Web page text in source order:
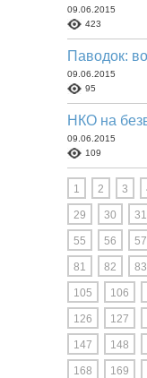
09.06.2015
423
Паводок:
09.06.2015
95
НКО на
09.06.2015
109
1 2 3
29 30 31
55 56 57
81 82 83
105 106
126 127
147 148
168 169